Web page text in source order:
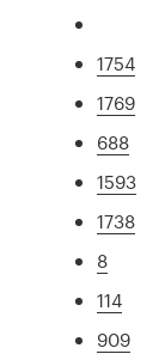
1754
1769
688
1593
1738
8
114
909